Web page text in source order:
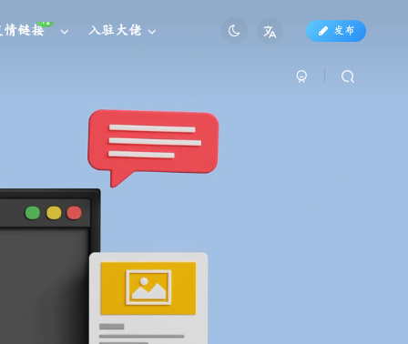
情链接
+1
入驻大佬 发布